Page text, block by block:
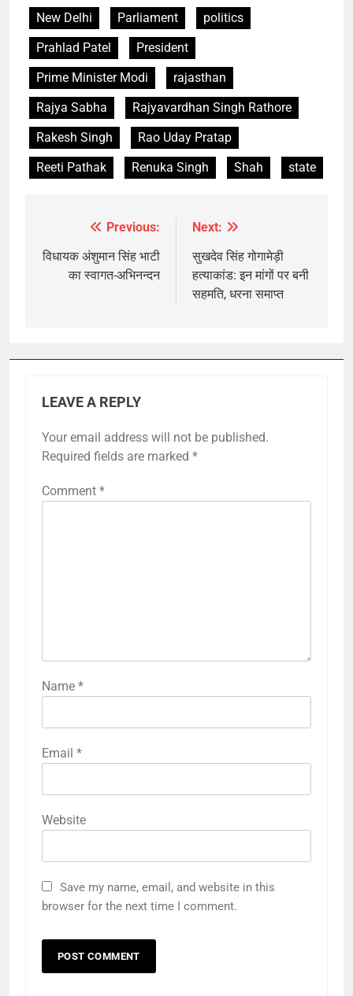
New Delhi Parliament
politics
Prahlad Patel
President
Prime Minister Modi
rajasthan
Rajya Sabha
Rajyavardhan Singh Rathore
Rakesh Singh
Rao Uday Pratap
Reeti Pathak
Renuka Singh Shah state
navigation
Previous:
विधायक अंशुमान सिंह भाटी
का स्वागत-अभिनन्दन
Next:
सुखदेव सिंह गोगामेड़ी
हत्याकांड: इन मांगों पर बनी
सहमति, धरना समाप्त
LEAVE A REPLY
Your email address will not be published.
Required fields are marked *
Comment *
Name *
Email *
Website
Save my name, email, and website in this
browser for the next time I comment.